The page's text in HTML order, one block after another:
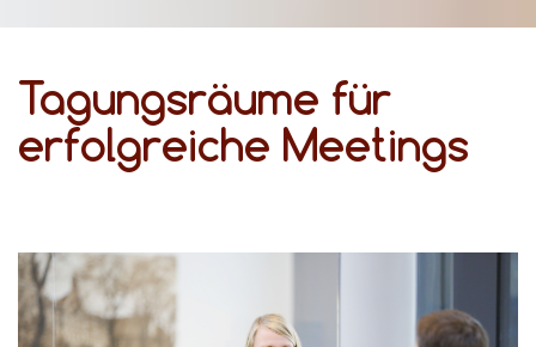
Tagungsräume für
erfolgreiche Meetings